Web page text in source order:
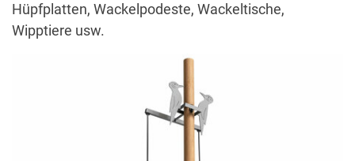
Hüpfplatten, Wackelpodeste, Wackeltische,
Wipptiere usw.